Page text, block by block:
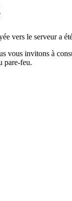
vers le serveur a
vous invitons à
pare-feu.